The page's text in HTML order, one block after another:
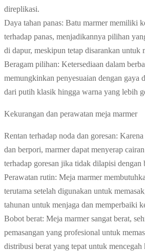
direplikasi.
Daya tahan panas: Batu marmer memiliki
terhadap panas, menjadikannya pilihan
di dapur, meskipun tetap disarankan untuk
Beragam pilihan: Ketersediaan dalam
memungkinkan penyesuaian dengan gaya
dari putih klasik hingga warna yang lebih
Kekurangan dan perawatan meja marmer
Rentan terhadap noda dan goresan:
dan berpori, marmer dapat menyerap
terhadap goresan jika tidak dilapisi dengan
Perawatan rutin: Meja marmer
terutama setelah digunakan untuk
tahunan untuk menjaga dan memperbaiki
Bobot berat: Meja marmer sangat berat,
pemasangan yang profesional untuk
distribusi berat yang tepat untuk mencegah